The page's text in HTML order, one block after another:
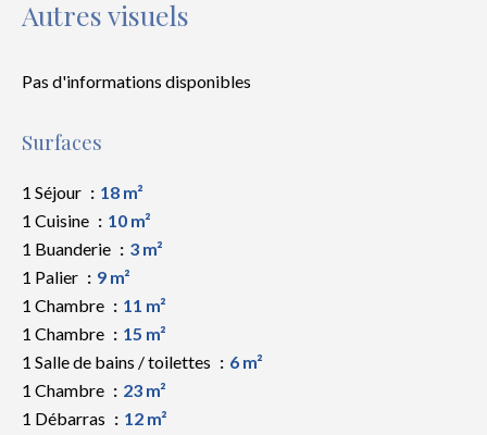
Autres visuels
Pas d'informations disponibles
Surfaces
1 Séjour
18 m²
1 Cuisine
10 m²
1 Buanderie
3 m²
1 Palier
9 m²
1 Chambre
11 m²
1 Chambre
15 m²
1 Salle de bains / toilettes
6 m²
1 Chambre
23 m²
1 Débarras
12 m²